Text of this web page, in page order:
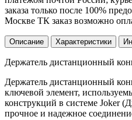
заказа только после 100%
Москве ТК заказ возможно
Описание Характеристики
Держатель дистанционный
Держатель дистанционный
ключевой элемент,
конструкций в системе Joker
прочное и надежное